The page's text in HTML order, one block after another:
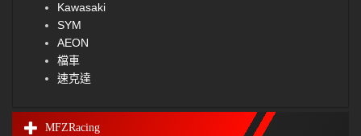
Kawasaki
SYM
AEON
檔車
速克達
MFZRacing